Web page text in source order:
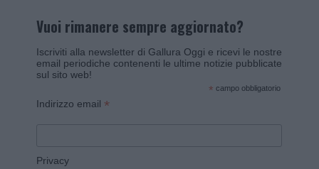
Vuoi rimanere sempre aggiornato?
Iscriviti alla newsletter di Gallura Oggi e ricevi le nostre
email periodiche contenenti le ultime notizie pubblicate
sul sito web!
* campo obbligatorio
Indirizzo email *
Privacy